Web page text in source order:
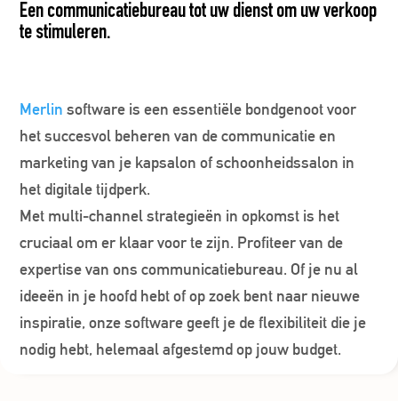
Een communicatiebureau tot uw dienst om uw verkoop
te stimuleren.
Merlin software is een essentiële bondgenoot voor
het succesvol beheren van de communicatie en
marketing van je kapsalon of schoonheidssalon in
het digitale tijdperk.
Met multi-channel strategieën in opkomst is het
cruciaal om er klaar voor te zijn. Profiteer van de
expertise van ons communicatiebureau. Of je nu al
ideeën in je hoofd hebt of op zoek bent naar nieuwe
inspiratie, onze software geeft je de flexibiliteit die je
nodig hebt, helemaal afgestemd op jouw budget.